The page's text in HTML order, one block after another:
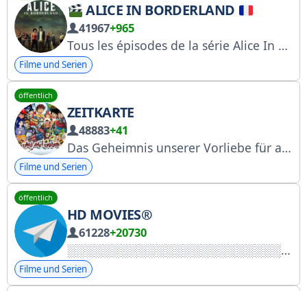
ALICE IN BORDERLAND
41967+965
Tous les épisodes de la série Alice In Borderland en version française
Filme und Serien
öffentlich
ZEITKARTE
48883+41
Das Geheimnis unserer Vorliebe für alte Cartoons und Zeichentrickserien liegt in der Nostalgie und der Sehnsucht nach der Vergangenheit; sie bringen Glück und schöne Erinnerungen... deshalb würden wir uns sehr freuen, wenn Sie diese Erinnerungen mit uns teilen könnten.
Filme und Serien
öffentlich
HD MOVIES®
61228+20730
Filme und Serien